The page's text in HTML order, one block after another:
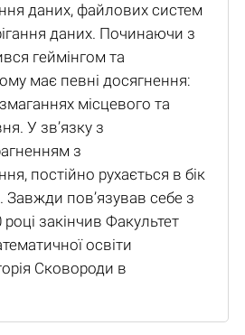
даних, файлових систем
даних. Починаючи з
геймінгом та
має певні досягнення:
місцевого та
У зв’язку з
з
постійно рухається в бік
пов’язував себе з
закінчив Факультет
освіти
Сковороди в